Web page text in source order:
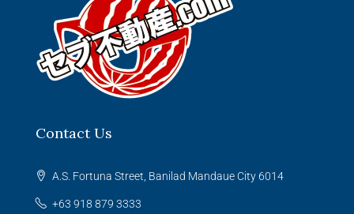
Contact Us
A.S. Fortuna Street, Banilad Mandaue City 6014
+63 918 879 3333